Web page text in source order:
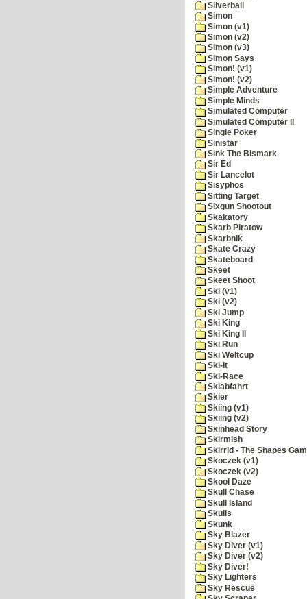
Silverball
Simon
Simon (v1)
Simon (v2)
Simon (v3)
Simon Says
Simon! (v1)
Simon! (v2)
Simple Adventure
Simple Minds
Simulated Computer
Simulated Computer II
Single Poker
Sinistar
Sink The Bismark
Sir Ed
Sir Lancelot
Sisyphos
Sitting Target
Sixgun Shootout
Skakatory
Skarb Piratow
Skarbnik
Skate Crazy
Skateboard
Skeet
Skeet Shoot
Ski (v1)
Ski (v2)
Ski Jump
Ski King
Ski King II
Ski Run
Ski Weltcup
Ski-It
Ski-Race
Skiabfahrt
Skier
Skiing (v1)
Skiing (v2)
Skinhead Story
Skirmish
Skirrid - The Shapes
Skoczek (v1)
Skoczek (v2)
Skool Daze
Skull Chase
Skull Island
Skulls
Skunk
Sky Blazer
Sky Diver (v1)
Sky Diver (v2)
Sky Diver!
Sky Lighters
Sky Rescue